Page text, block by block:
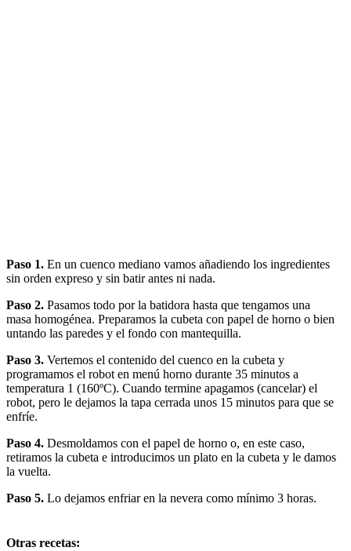
Paso 1. En un cuenco mediano vamos añadiendo los ingredientes
sin orden expreso y sin batir antes ni nada.
Paso 2. Pasamos todo por la batidora hasta que tengamos una
masa homogénea. Preparamos la cubeta con papel de horno o bien
untando las paredes y el fondo con mantequilla.
Paso 3. Vertemos el contenido del cuenco en la cubeta y
programamos el robot en menú horno durante 35 minutos a
temperatura 1 (160ºC). Cuando termine apagamos (cancelar) el
robot, pero le dejamos la tapa cerrada unos 15 minutos para que se
enfríe.
Paso 4. Desmoldamos con el papel de horno o, en este caso,
retiramos la cubeta e introducimos un plato en la cubeta y le damos
la vuelta.
Paso 5. Lo dejamos enfriar en la nevera como mínimo 3 horas.
Otras recetas: